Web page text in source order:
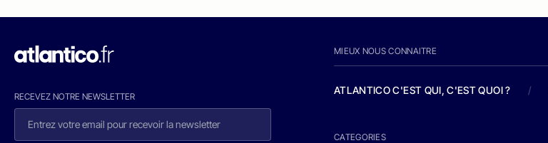
RECEVEZ NOTRE NEWSLETTER
MIEUX NOUS CONNAITRE
ATLANTICO C'EST QUI, C'EST QUOI ? /
CATEGORIES